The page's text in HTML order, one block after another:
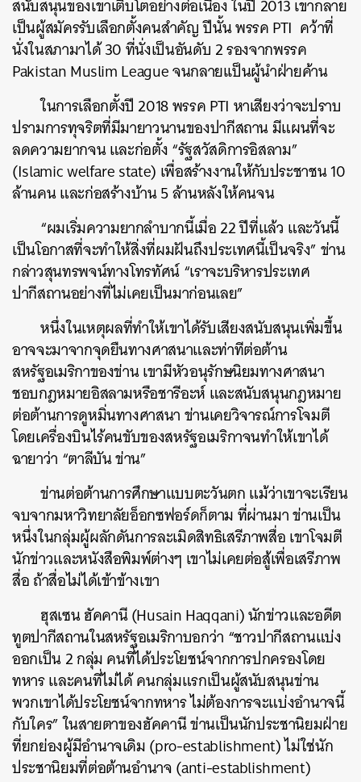
สนับสนุนของเขาเติบโตอย่างต่อเนื่อง ในปี 2013 เขากลาย
เป็นผู้สมัครรับเลือกตั้งคนสำคัญ ปีนั้น พรรค PTI คว้าที่
นั่งในสภามาได้ 30 ที่นั่งเป็นอันดับ 2 รองจากพรรค
Pakistan Muslim League จนกลายเเป็นผู้นำฝ่ายค้าน
ในการเลือกตั้งปี 2018 พรรค PTI หาเสียงว่าจะปราบ
ปรามการทุจริตที่มีมายาวนานของปากีสถาน มีแผนที่จะ
ลดความยากจน และก่อตั้ง “รัฐสวัสดิการอิสลาม”
(Islamic welfare state) เพื่อสร้างงานให้กับประชาชน 10
ล้านคน และก่อสร้างบ้าน 5 ล้านหลังให้คนจน
“ผมเริ่มความยากลำบากนี้เมื่อ 22 ปีที่แล้ว และวันนี้
เป็นโอกาสที่จะทำให้สิ่งที่ผมฝันถึงประเทศนี้เป็นจริง” ข่าน
กล่าวสุนทรพจน์ทางโทรทัศน์ “เราจะบริหารประเทศ
ปากีสถานอย่างที่ไม่เคยเป็นมาก่อนเลย”
หนึ่งในเหตุผลที่ทำให้เขาได้รับเสียงสนับสนุนเพิ่มขึ้น
อาจจะมาจากจุดยืนทางศาสนาและท่าทีต่อต้าน
สหรัฐอเมริกาของข่าน เขามีหัวอนุรักษนิยมทางศาสนา
ชอบกฎหมายอิสลามหรือชารีอะห์ และสนับสนุนกฎหมาย
ต่อต้านการดูหมิ่นทางศาสนา ข่านเคยวิจารณ์การโจมตี
โดยเครื่องบินไร้คนขับของสหรัฐอเมริกาจนทำให้เขาได้
ฉายาว่า “ตาลีบัน ข่าน”
ข่านต่อต้านการศึกษาแบบตะวันตก แม้ว่าเขาจะเรียน
จบจากมหาวิทยาลัยอ็อกซฟอร์ดก็ตาม ที่ผ่านมา ข่านเป็น
หนึ่งในกลุ่มผู้ผลักดันการละเมิดสิทธิเสรีภาพสื่อ เขาโจมตี
นักข่าวและหนังสือพิมพ์ต่างๆ เขาไม่เคยต่อสู้เพื่อเสรีภาพ
สื่อ ถ้าสื่อไม่ได้เข้าข้างเขา
ฮุสเซน ฮัคคานี (Husain Haqqani) นักข่าวและอดีต
ทูตปากีสถานในสหรัฐอเมริกาบอกว่า “ชาวปากีสถานแบ่ง
ออกเป็น 2 กลุ่ม คนที่ได้ประโยชน์จากการปกครองโดย
ทหาร และคนที่ไม่ได้ คนกลุ่มแรกเป็นผู้สนับสนุนข่าน
พวกเขาได้ประโยชน์จากทหาร ไม่ต้องการจะแบ่งอำนาจนี้
กับใคร” ในสายตาของฮัคคานี ข่านเป็นนักประชานิยมฝ่าย
ที่ยกย่องผู้มีอำนาจเดิม (pro-establishment) ไม่ใช่นัก
ประชานิยมที่ต่อต้านอำนาจ (anti-establishment)
SHARE TWEET LINE EMAIL